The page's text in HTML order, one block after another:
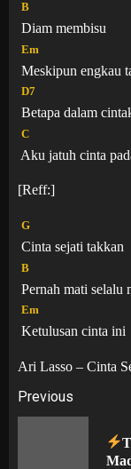
B
Diam membisu
Em
Meskipun engkau
D7
Betapa dalam
C
Aku jatuh cinta
[Reff:]
G
Cinta sejati takkan
B
Pernah mati selalu
Em
Ketulusan cinta ini
Ari Lasso – Cinta
Post
Previous